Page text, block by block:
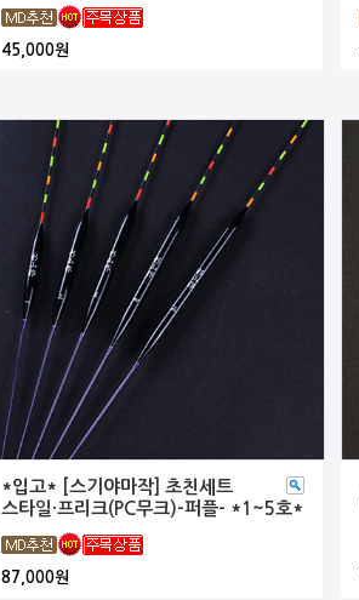
45,000원
*입고* [스기야마작] 초친세트
스타일·프리크(PC무크)-퍼플- *1~5호*
87,000원